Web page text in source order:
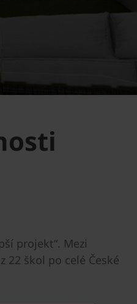
projekt“. Mezi
škol po celé České